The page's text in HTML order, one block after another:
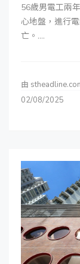
56歲男電工兩
心地盤，進行
亡。....
由
02/08/2025